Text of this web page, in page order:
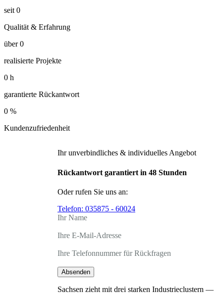
seit 0
Qualität & Erfahrung
über 0
realisierte Projekte
0 h
garantierte Rückantwort
0 %
Kundenzufriedenheit
Ihr unverbindliches & individuelles Angebot
Rückantwort garantiert in 48 Stunden
Oder rufen Sie uns an:
Telefon: 035875 - 60024
Ihr Name
Ihre E-Mail-Adresse
Ihre Telefonnummer für Rückfragen
Absenden
Sachsen zieht mit drei starken Industrieclustern —